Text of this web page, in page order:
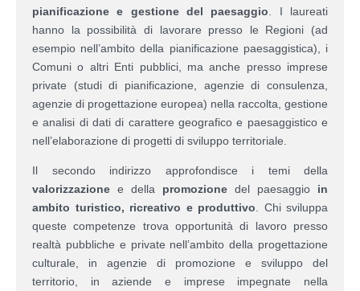
pianificazione e gestione del paesaggio . I laureati
hanno la possibilità di lavorare presso le Regioni (ad
esempio nell’ambito della pianificazione paesaggistica), i
Comuni o altri Enti pubblici, ma anche presso imprese
private (studi di pianificazione, agenzie di consulenza,
agenzie di progettazione europea) nella raccolta, gestione
e analisi di dati di carattere geografico e paesaggistico e
nell’elaborazione di progetti di sviluppo territoriale.
Il secondo indirizzo approfondisce i temi della
valorizzazione e della promozione del paesaggio in
ambito turistico, ricreativo e produttivo . Chi sviluppa
queste competenze trova opportunità di lavoro presso
realtà pubbliche e private nell’ambito della progettazione
culturale, in agenzie di promozione e sviluppo del
territorio, in aziende e imprese impegnate nella